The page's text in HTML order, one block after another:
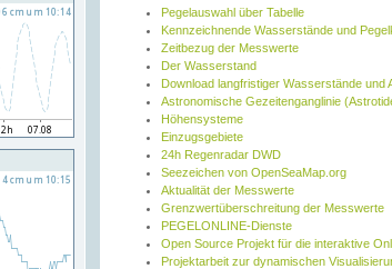
Pegelauswahl über Tabelle
Kennzeichnende Wasserstände und
Zeitbezug der Messwerte
Der Wasserstand
Download langfristiger Wasserstände und
Astronomische Gezeitenganglinie
Höhensysteme
Einzugsgebiete
24h Regenradar DWD
Seezeichen von OpenSeaMap.org
Aktualität der Messwerte
Grenzwertüberschreitung der Messwerte
PEGELONLINE-Dienste
Open Source Projekt für die interaktive
Projektarbeit zur dynamischen